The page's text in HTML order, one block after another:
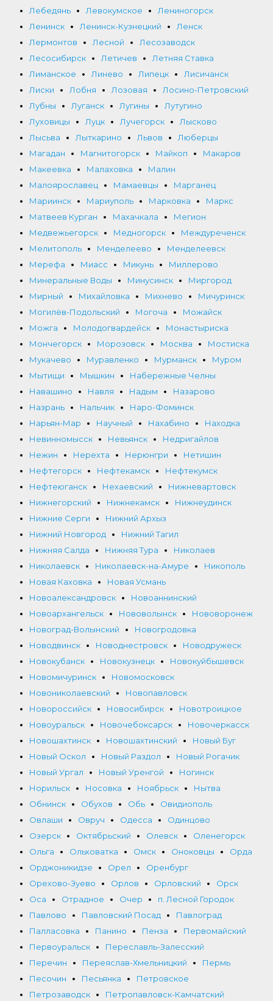
Лебедянь
Левокумское
Лениногорск
Ленинск
Ленинск-Кузнецкий
Ленск
Лермонтов
Лесной
Лесозаводск
Лесосибирск
Летичев
Летняя Ставка
Лиманское
Линево Липецк
Лисичанск
Лиски
Лобня Лозовая
Лосино-Петровский
Лубны
Луганск Лугины
Лутугино
Луховицы
Луцк Лучегорск
Лысково
Лысьва
Лыткарино Львов
Люберцы
Магадан
Магнитогорск Майкоп
Макаров
Макеевка
Малаховка
Малин
Малоярославец
Мамаевцы
Марганец
Мариинск
Мариуполь Марковка
Маркс
Матвеев Курган
Махачкала
Мегион
Медвежьегорск
Медногорск
Междуреченск
Мелитополь
Менделеево
Менделеевск
Мерефа
Миасс Микунь
Миллерово
Минеральные Воды
Минусинск
Миргород
Мирный
Михайловка Михнево
Мичуринск
Могилёв-Подольский
Могоча
Можайск
Можга
Молодогвардейск
Монастыриска
Мончегорск
Морозовск Москва
Мостиска
Мукачево
Муравленко Мурманск
Муром
Мытищи
Мышкин
Набережные Челны
Навашино
Навля Надым
Назарово
Назрань
Нальчик
Наро-Фоминск
Нарьян-Мар
Научный Нахабино
Находка
Невинномысск
Невьянск
Недригайлов
Нежин
Нерехта Нерюнгри
Нетишин
Нефтегорск
Нефтекамск
Нефтекумск
Нефтеюганск
Нехаевский
Нижневартовск
Нижнегорский
Нижнекамск
Нижнеудинск
Нижние Серги
Нижний Архыз
Нижний Новгород
Нижний Тагил
Нижняя Салда
Нижняя Тура
Николаев
Николаевск
Николаевск-на-Амуре
Никополь
Новая Каховка
Новая Усмань
Новоалександровск
Новоаннинский
Новоархангельск
Нововолынск
Нововоронеж
Новоград-Волынский
Новогродовка
Новодвинск
Новоднестровск
Новодружеск
Новокубанск
Новокузнецк
Новокуйбышевск
Новомичуринск
Новомосковск
Новониколаевский
Новопавловск
Новороссийск
Новосибирск
Новотроицкое
Новоуральск
Новочебоксарск
Новочеркасск
Новошахтинск
Новошахтинский
Новый Буг
Новый Оскол
Новый Раздол
Новый Рогачик
Новый Ургал
Новый Уренгой
Ногинск
Норильск
Носовка Ноябрьск
Нытва
Обнинск
Обухов Обь
Овидиополь
Овлаши
Овруч Одесса
Одинцово
Озерск
Октябрьский Олевск
Оленегорск
Ольга
Ольховатка Омск Оноковцы
Орда
Орджоникидзе
Орел
Оренбург
Орехово-Зуево
Орлов Орловский
Орск
Оса
Отрадное Очер
п. Лесной Городок
Павлово
Павловский Посад
Павлоград
Палласовка
Панино Пенза
Первомайский
Первоуральск
Переславль-Залесский
Перечин
Переяслав-Хмельницкий
Пермь
Песочин
Песьянка
Петровское
Петрозаводск
Петропавловск-Камчатский